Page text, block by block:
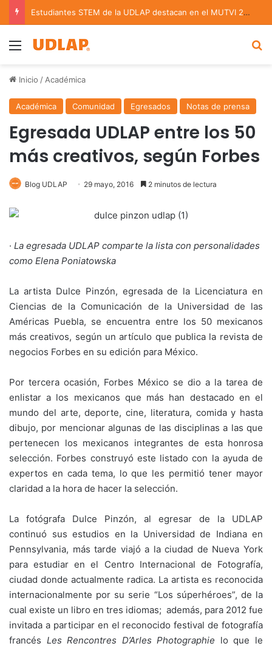
Estudiantes STEM de la UDLAP destacan en el MUTVI 2026
Menu
Inicio / Académica
Académica Comunidad Egresados Notas de prensa
Egresada UDLAP entre los 50
más creativos, según Forbes
Blog UDLAP 29 mayo, 2016 2 minutos de lectura
· La egresada UDLAP comparte la lista con personalidades
como Elena Poniatowska
La artista Dulce Pinzón, egresada de la Licenciatura en
Ciencias de la Comunicación de la Universidad de las
Américas Puebla, se encuentra entre los 50 mexicanos
más creativos, según un artículo que publica la revista de
negocios Forbes en su edición para México.
Por tercera ocasión, Forbes México se dio a la tarea de
enlistar a los mexicanos que más han destacado en el
mundo del arte, deporte, cine, literatura, comida y hasta
dibujo, por mencionar algunas de las disciplinas a las que
pertenecen los mexicanos integrantes de esta honrosa
selección. Forbes construyó este listado con la ayuda de
expertos en cada tema, lo que les permitió tener mayor
claridad a la hora de hacer la selección.
La fotógrafa Dulce Pinzón, al egresar de la UDLAP
continuó sus estudios en la Universidad de Indiana en
Pennsylvania, más tarde viajó a la ciudad de Nueva York
para estudiar en el Centro Internacional de Fotografía,
ciudad donde actualmente radica. La artista es reconocida
internacionalmente por su serie “Los súperhéroes”, de la
cual existe un libro en tres idiomas; además, para 2012 fue
invitada a participar en el reconocido festival de fotografía
francés Les Rencontres D’Arles Photographie lo que le